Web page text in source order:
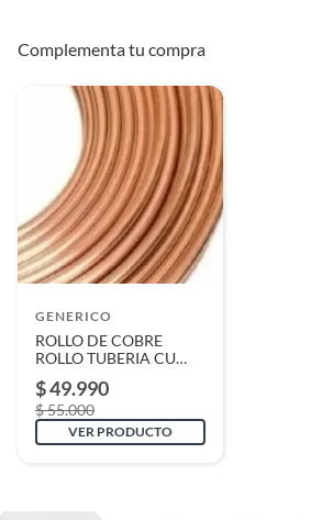
Complementa tu compra
GENERICO
ROLLO DE COBRE
ROLLO TUBERIA CU
acondicionado
$ 49.990
$ 55.000
VER PRODUCTO